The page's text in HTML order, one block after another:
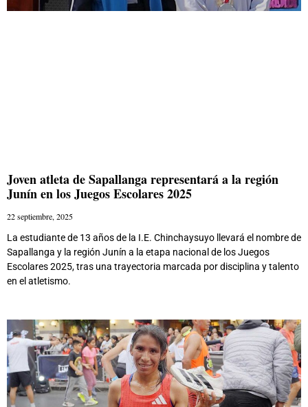
Joven atleta de Sapallanga representará a la región
Junín en los Juegos Escolares 2025
22 septiembre, 2025
La estudiante de 13 años de la I.E. Chinchaysuyo llevará el nombre de
Sapallanga y la región Junín a la etapa nacional de los Juegos
Escolares 2025, tras una trayectoria marcada por disciplina y talento
en el atletismo.